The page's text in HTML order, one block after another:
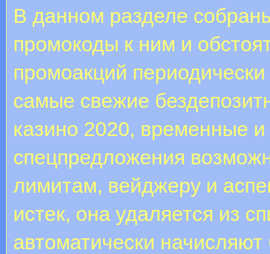
В данном разделе
промокоды к ним и
промоакций
самые свежие
казино 2020, временные
спецпредложения
лимитам, вейджеру и
истек, она удаляется из
автоматически начисляют